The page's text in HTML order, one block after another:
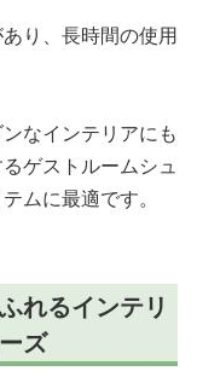
り、長時間の使用
なインテリアにも
ゲストルームシュ
ムに最適です。
れるインテリ
ズ